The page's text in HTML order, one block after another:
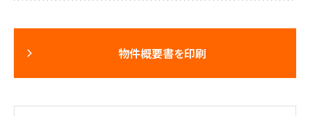
物件概要書を印刷